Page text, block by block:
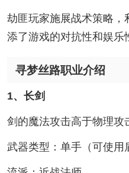
劫匪玩家施展战术策略，
添了游戏的对抗性和娱乐
寻梦丝路职业介绍
1、长剑
剑的魔法攻击高于物理攻
武器类型：单手（可使用